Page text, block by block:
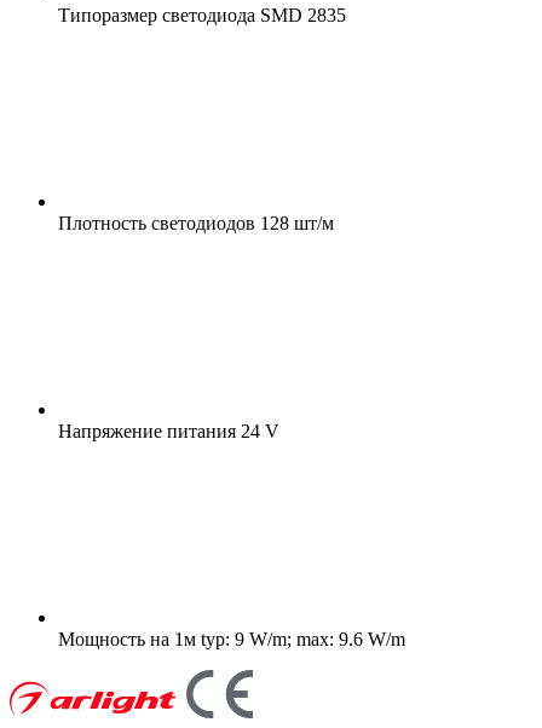
Типоразмер светодиода SMD 2835
Плотность светодиодов 128 шт/м
Напряжение питания 24 V
Мощность на 1м typ: 9 W/m; max: 9.6 W/m